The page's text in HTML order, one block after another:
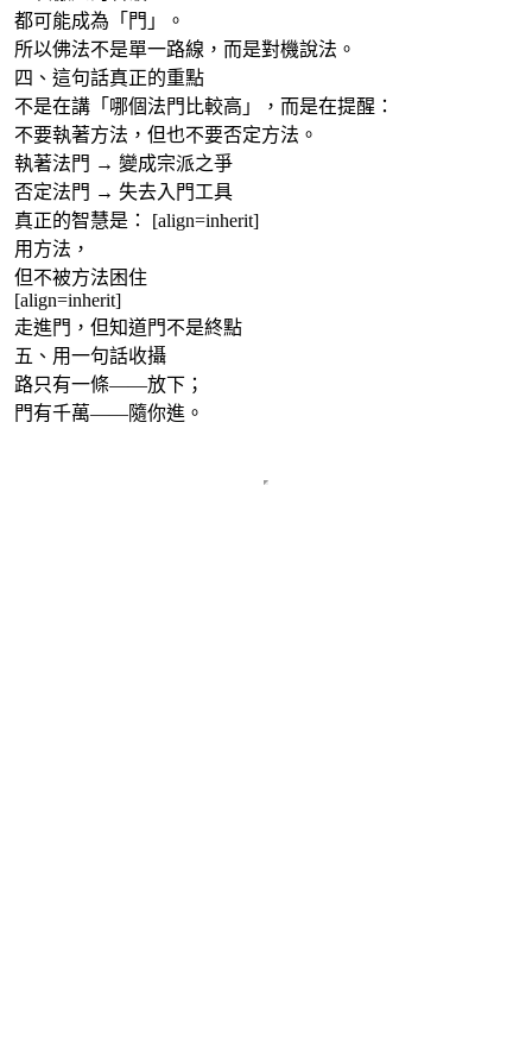
都可能成為「門」。
所以佛法不是單一路線，而是對機說法。
四、這句話真正的重點
不是在講「哪個法門比較高」，而是在提醒：
不要執著方法，但也不要否定方法。
執著法門 → 變成宗派之爭
否定法門 → 失去入門工具
真正的智慧是： [align=inherit]
用方法，
但不被方法困住
[align=inherit]
走進門，但知道門不是終點
五、用一句話收攝
路只有一條——放下；
門有千萬——隨你進。